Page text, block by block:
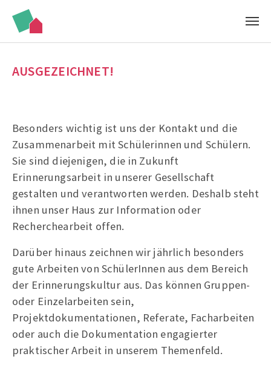
AUSGEZEICHNET!
Besonders wichtig ist uns der Kontakt und die
Zusammenarbeit mit Schülerinnen und Schülern.
Sie sind diejenigen, die in Zukunft
Erinnerungsarbeit in unserer Gesellschaft
gestalten und verantworten werden. Deshalb steht
ihnen unser Haus zur Information oder
Recherchearbeit offen.
Darüber hinaus zeichnen wir jährlich besonders
gute Arbeiten von SchülerInnen aus dem Bereich
der Erinnerungskultur aus. Das können Gruppen-
oder Einzelarbeiten sein,
Projektdokumentationen, Referate, Facharbeiten
oder auch die Dokumentation engagierter
praktischer Arbeit in unserem Themenfeld.